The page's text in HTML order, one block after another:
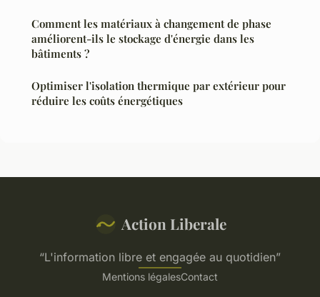
Comment les matériaux à changement de phase
améliorent-ils le stockage d'énergie dans les
bâtiments ?
Optimiser l'isolation thermique par extérieur pour
réduire les coûts énergétiques
Action Liberale
“L'information libre et engagée au quotidien”
Mentions légalesContact